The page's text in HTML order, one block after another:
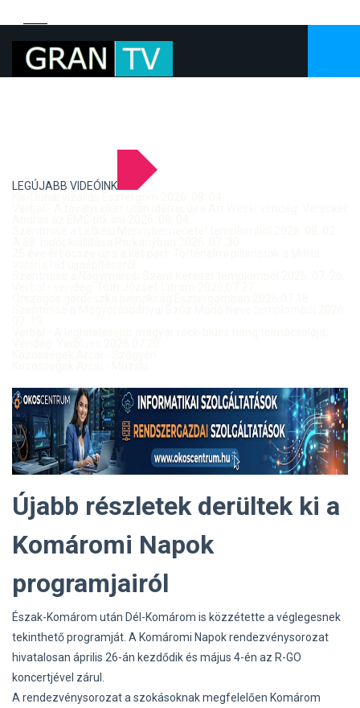
LEGÚJABB VIDEÓINK
Újabb részletek derültek ki a
Komáromi Napok
programjairól
Észak-Komárom után Dél-Komárom is közzétette a véglegesnek
tekinthető programját. A Komáromi Napok rendezvénysorozat
hivatalosan április 26-án kezdődik és május 4-én az R-GO
koncertjével zárul.
A rendezvénysorozat a szokásoknak megfelelően Komárom